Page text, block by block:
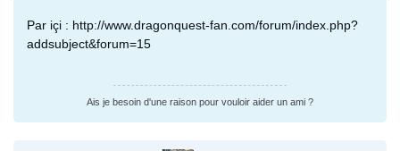
Par içi : http://www.dragonquest-fan.com/forum/index.php?
addsubject&forum=15
Ais je besoin d'une raison pour vouloir aider un ami ?